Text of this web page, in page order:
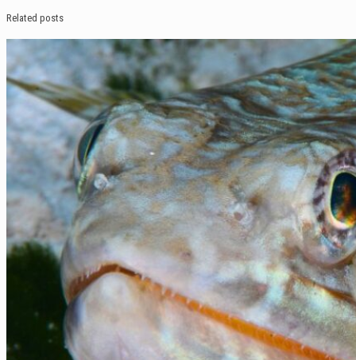
Related posts